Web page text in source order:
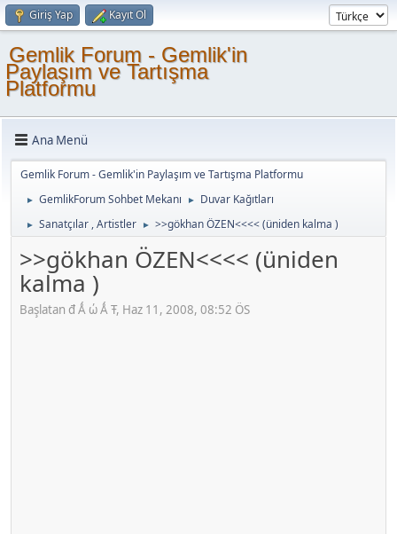
Giriş Yap Kayıt Ol
Gemlik Forum - Gemlik'in
Paylaşım ve Tartışma
Platformu
Ana Menü
Gemlik Forum - Gemlik'in Paylaşım ve Tartışma Platformu
► GemlikForum Sohbet Mekanı ► Duvar Kağıtları
► Sanatçılar , Artistler ► >>gökhan ÖZEN<<<< (üniden kalma )
>>gökhan ÖZEN<<<< (üniden
kalma )
Başlatan đ Ǻ ώ Ǻ Ŧ, Haz 11, 2008, 08:52 ÖS